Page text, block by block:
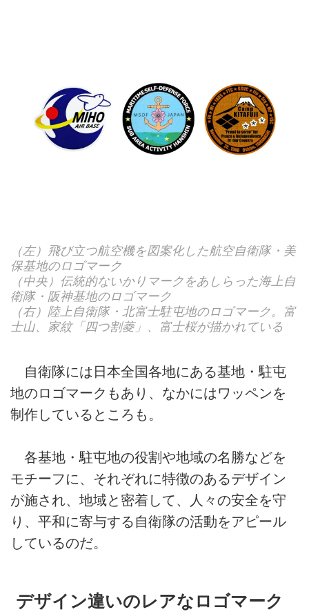
（左）飛び立つ航空機を図案化した航空自衛隊・美
保基地のロゴマーク
（中央）伝統的ないかりマークをあしらった海上自
衛隊・阪神基地のロゴマーク
（右）陸上自衛隊・北富士駐屯地のロゴマーク。富
士山、家紋「四つ割菱」、富士桜が描かれている
自衛隊には日本全国各地にある基地・駐屯
地のロゴマークもあり、なかにはワッペンを
制作しているところも。
各基地・駐屯地の役割や地域の名勝などを
モチーフに、それぞれに特徴のあるデザイン
が施され、地域と密着して、人々の安全を守
り、平和に寄与する自衛隊の活動をアピール
しているのだ。
デザイン違いのレアなロゴマーク